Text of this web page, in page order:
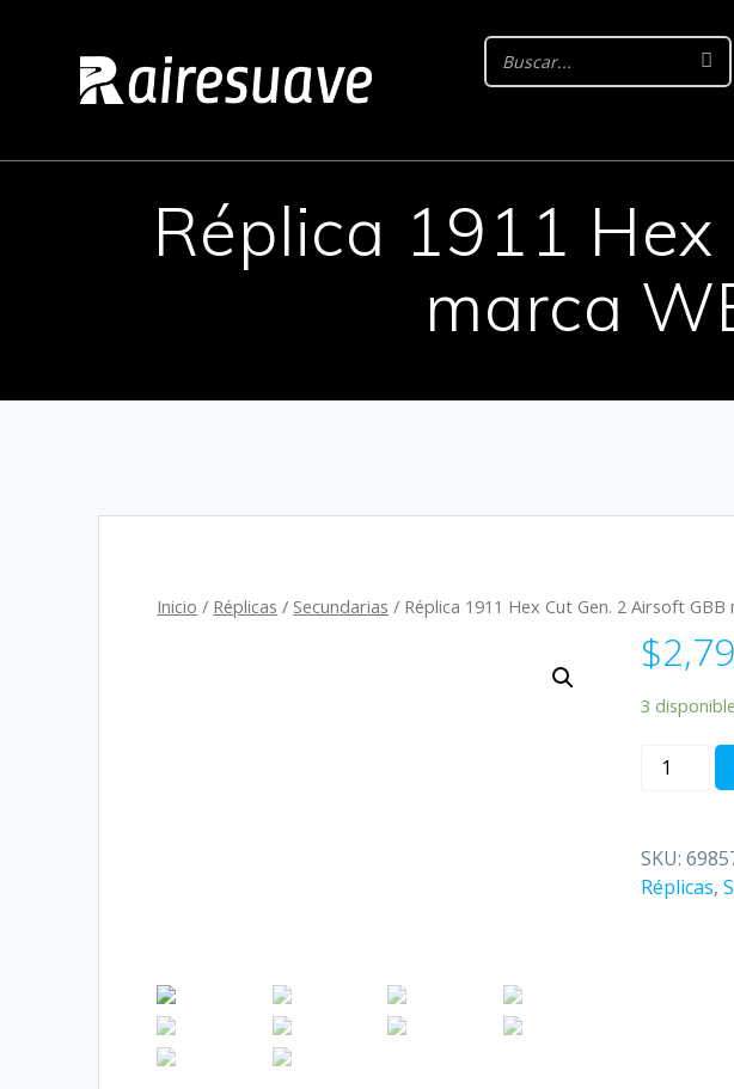
contenido
Réplica 1911
marca
Inicio / Réplicas / Secundarias / Réplica 1911 Hex Cut Gen. 2 Airsoft
$
3
Réplica
Gen.
2
SKU:
Réplicas,